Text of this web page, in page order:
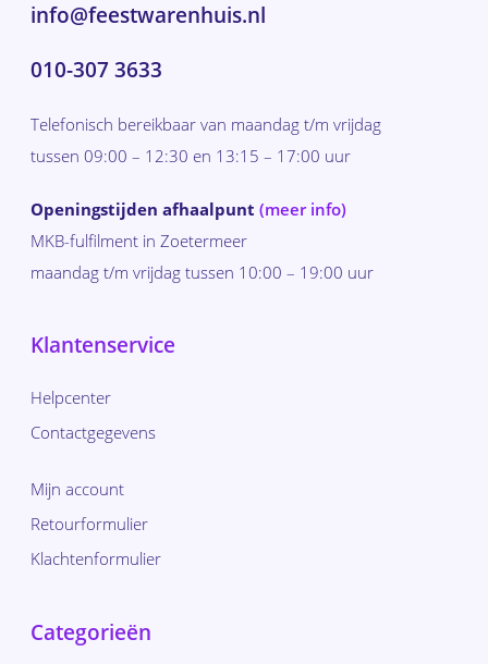
info@feestwarenhuis.nl
010-307 3633
Telefonisch bereikbaar van maandag t/m vrijdag
tussen 09:00 – 12:30 en 13:15 – 17:00 uur
Openingstijden afhaalpunt (meer info)
MKB-fulfilment in Zoetermeer
maandag t/m vrijdag tussen 10:00 – 19:00 uur
Klantenservice
Helpcenter
Contactgegevens
Mijn account
Retourformulier
Klachtenformulier
Categorieën